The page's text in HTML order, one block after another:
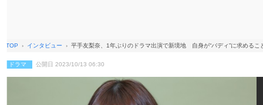
TOP インタビュー 平手友梨奈、1年ぶりのドラマ出演で新境地 自身が“バディ”に求めるこ
ドラマ 公開日 2023/10/13 06:30